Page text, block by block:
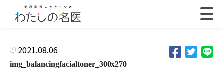
2021.08.06
img_balancingfacialtoner_300x270